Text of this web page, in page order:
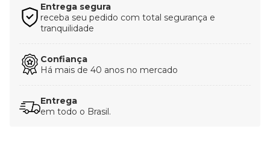
Entrega segura
receba seu pedido com total segurança e
tranquilidade
Confiança
Há mais de 40 anos no mercado
Entrega
em todo o Brasil.